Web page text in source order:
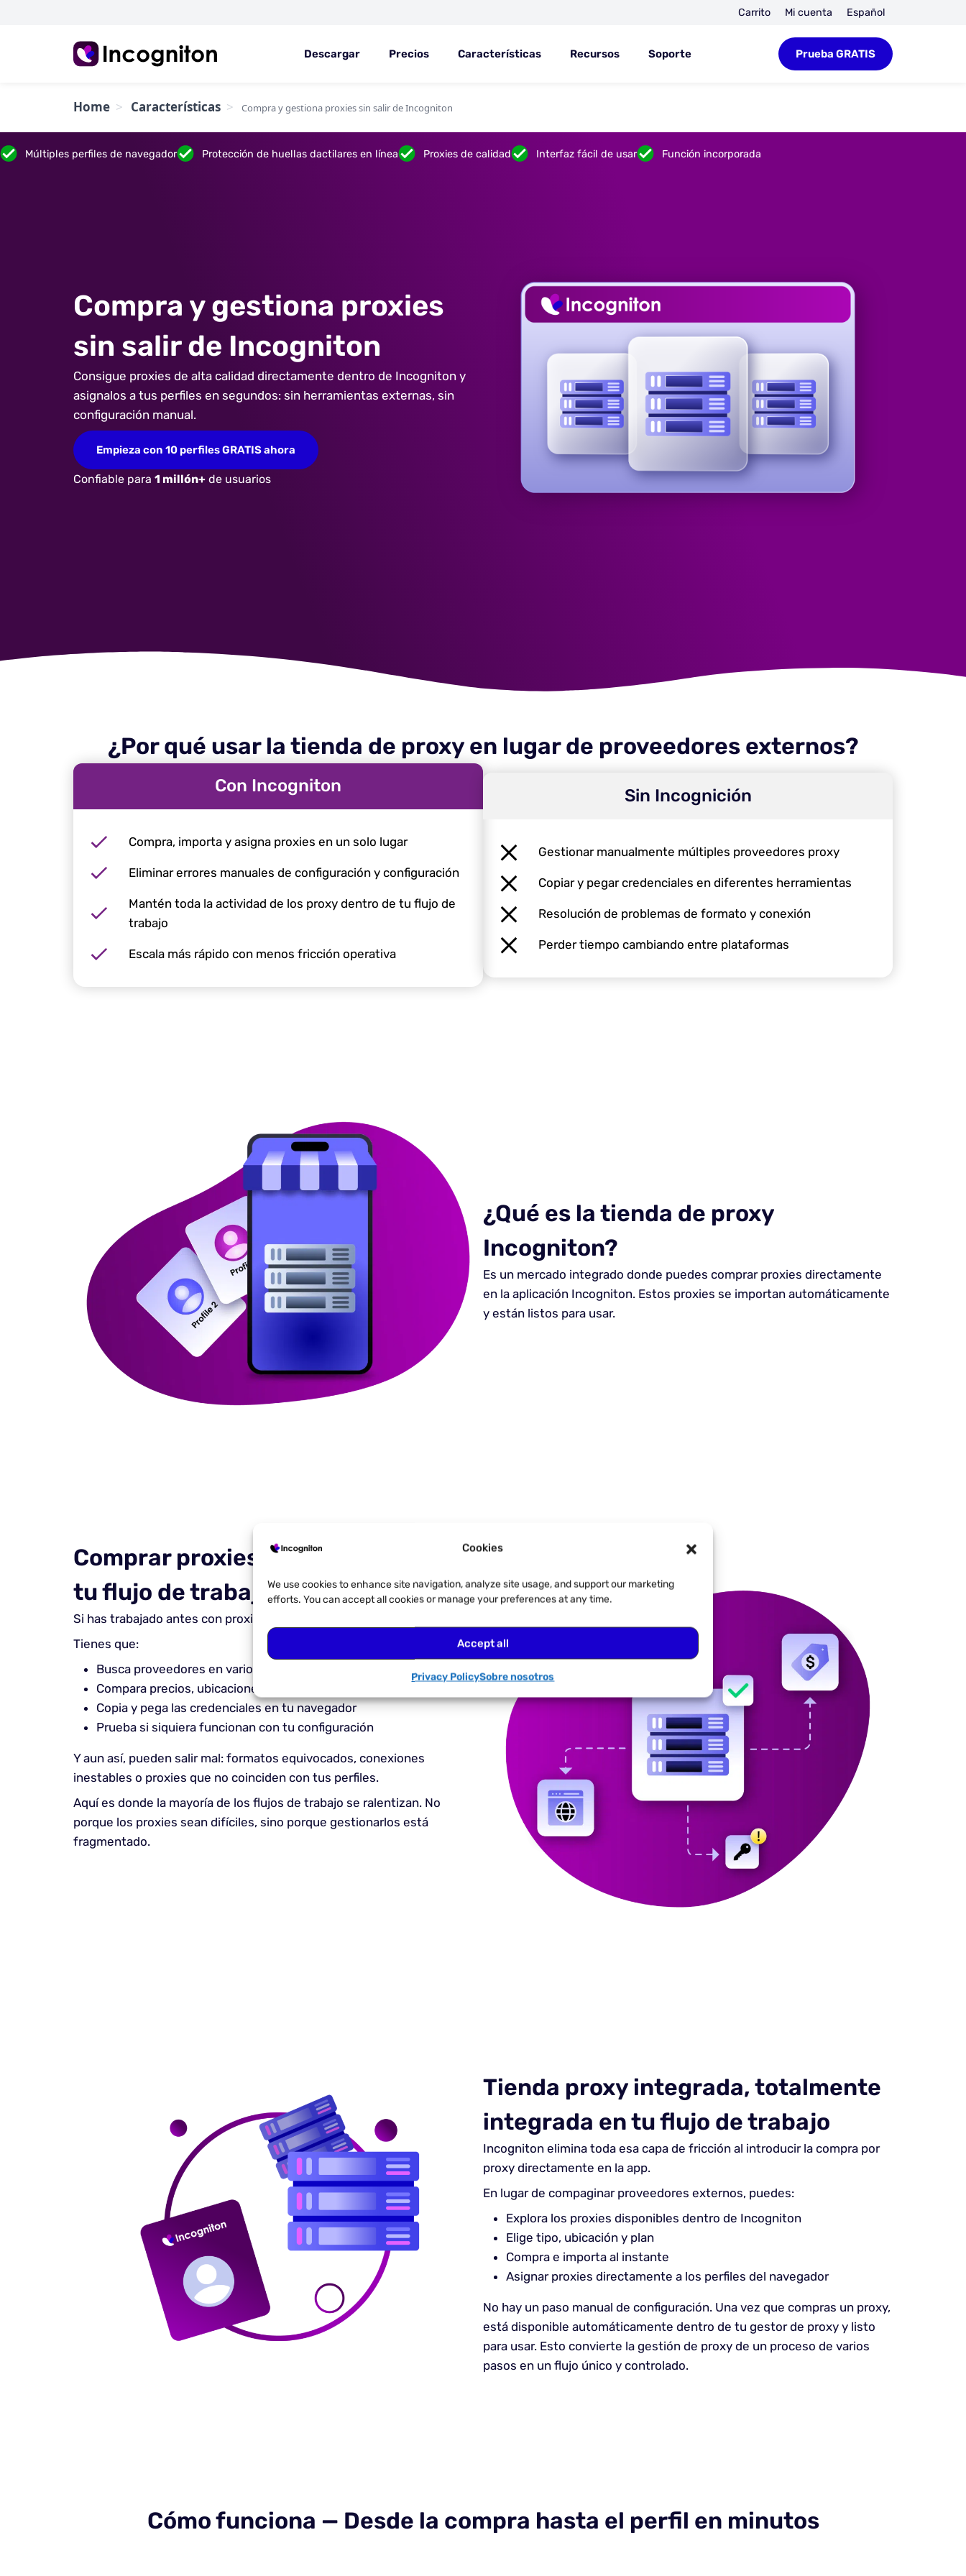
Cookies
We use cookies to enhance site navigation, analyze site usage, and support our marketing
efforts. You can accept all cookies or manage your preferences at any time.
Accept all
Privacy PolicySobre nosotros
Carrito Mi cuenta Español
Descargar Precios Características Recursos Soporte Prueba GRATIS
Home Características Compra y gestiona proxies sin salir de Incogniton
Múltiples perfiles de navegador Protección de huellas dactilares en línea Proxies de calidad Interfaz fácil de usar Función incorporada
Compra y gestiona proxies
sin salir de Incogniton
Consigue proxies de alta calidad directamente dentro de Incogniton y
asignalos a tus perfiles en segundos: sin herramientas externas, sin
configuración manual.
Empieza con 10 perfiles GRATIS ahora
Confiable para 1 millón+ de usuarios
¿Por qué usar la tienda de proxy en lugar de proveedores externos?
Con Incogniton
Compra, importa y asigna proxies en un solo lugar
Eliminar errores manuales de configuración y configuración
Mantén toda la actividad de los proxy dentro de tu flujo de
trabajo
Escala más rápido con menos fricción operativa
Sin Incognición
Gestionar manualmente múltiples proveedores proxy
Copiar y pegar credenciales en diferentes herramientas
Resolución de problemas de formato y conexión
Perder tiempo cambiando entre plataformas
¿Qué es la tienda de proxy
Incogniton?
Es un mercado integrado donde puedes comprar proxies directamente
en la aplicación Incogniton. Estos proxies se importan automáticamente
y están listos para usar.
Comprar proxies no debería romper
tu flujo de trabajo
Si has trabajado antes con proxies, ya conoces la fricción.
Tienes que:
Busca proveedores en varios sitios web
Compara precios, ubicaciones y formatos manualmente
Copia y pega las credenciales en tu navegador
Prueba si siquiera funcionan con tu configuración
Y aun así, pueden salir mal: formatos equivocados, conexiones
inestables o proxies que no coinciden con tus perfiles.
Aquí es donde la mayoría de los flujos de trabajo se ralentizan. No
porque los proxies sean difíciles, sino porque gestionarlos está
fragmentado.
Tienda proxy integrada, totalmente
integrada en tu flujo de trabajo
Incogniton elimina toda esa capa de fricción al introducir la compra por
proxy directamente en la app.
En lugar de compaginar proveedores externos, puedes:
Explora los proxies disponibles dentro de Incogniton
Elige tipo, ubicación y plan
Compra e importa al instante
Asignar proxies directamente a los perfiles del navegador
No hay un paso manual de configuración. Una vez que compras un proxy,
está disponible automáticamente dentro de tu gestor de proxy y listo
para usar. Esto convierte la gestión de proxy de un proceso de varios
pasos en un flujo único y controlado.
Cómo funciona — Desde la compra hasta el perfil en minutos